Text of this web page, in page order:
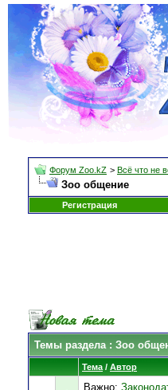
Форум Zoo.kZ > Всё что не
Зоо общение
Регистрация
Темы раздела: Зоо
Тема / Автор
Важно: